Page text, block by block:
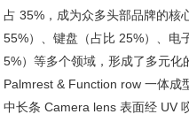
占 35%，成为众多头部品牌的核
55%）、键盘（占比 25%）、电
5%）等多个领域，形成了多元化
Palmrest & Function row 一体成
中长条 Camera lens 表面经 UV